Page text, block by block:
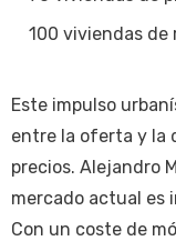
100 viviendas de
Este impulso
entre la oferta y la
precios. Alejandro
mercado actual es
Con un coste de